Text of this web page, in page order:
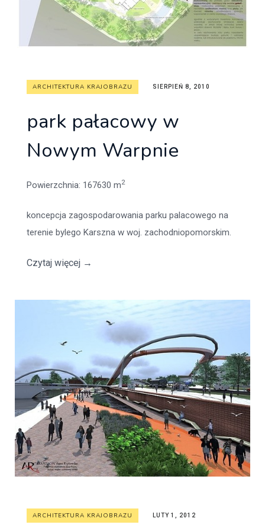
ARCHITEKTURA KRAJOBRAZU SIERPIEŃ 8, 2010
park pałacowy w
Nowym Warpnie
Powierzchnia: 167630 m2
koncepcja zagospodarowania parku palacowego na
terenie bylego Karszna w woj. zachodniopomorskim.
Czytaj więcej →
ARCHITEKTURA KRAJOBRAZU LUTY 1, 2012